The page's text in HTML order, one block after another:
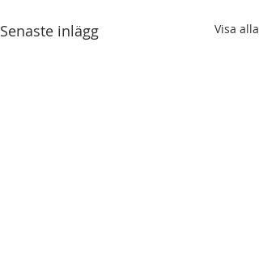
Senaste inlägg Visa alla